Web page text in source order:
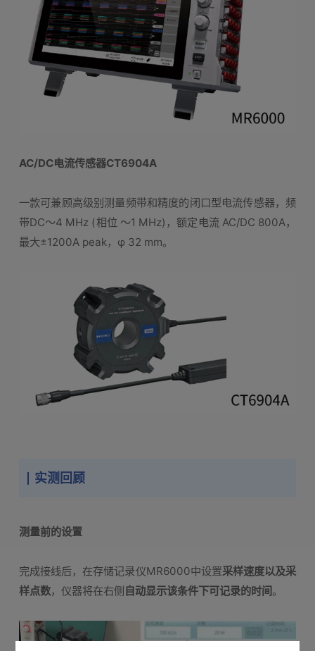
AC/DC电流传感器CT6904A
一款可兼顾高级别测量频带和精度的闭口型电流传感器，频
带DC～4 MHz (相位 ～1 MHz)，额定电流 AC/DC 800A，
最大±1200A peak，φ 32 mm。
实测回顾
测量前的设置
完成接线后，在存储记录仪MR6000中设置采样速度以及采
样点数，仪器将在右侧 自动显示该条件下可记录的时间。